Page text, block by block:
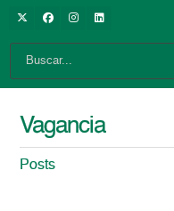
Vagancia
Posts